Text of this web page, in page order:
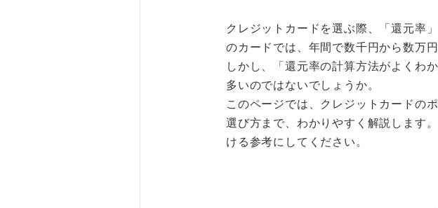
クレジットカードを選ぶ際、「還元率
のカードでは、年間で数千円から数万
しかし、「還元率の計算方法がよくわ
多いのではないでしょうか。
このページでは、クレジットカードの
選び方まで、わかりやすく解説します
ける参考にしてください。